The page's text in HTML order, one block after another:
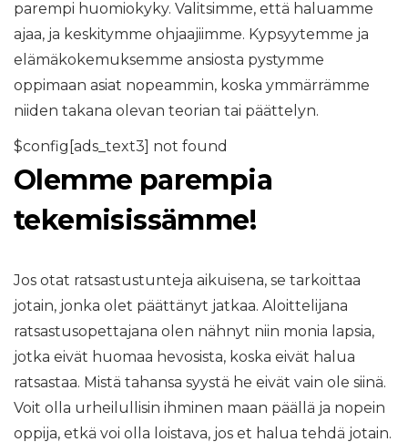
parempi huomiokyky. Valitsimme, että haluamme
ajaa, ja keskitymme ohjaajiimme. Kypsyytemme ja
elämäkokemuksemme ansiosta pystymme
oppimaan asiat nopeammin, koska ymmärrämme
niiden takana olevan teorian tai päättelyn.
$config[ads_text3] not found
Olemme parempia
tekemisissämme!
Jos otat ratsastustunteja aikuisena, se tarkoittaa
jotain, jonka olet päättänyt jatkaa. Aloittelijana
ratsastusopettajana olen nähnyt niin monia lapsia,
jotka eivät huomaa hevosista, koska eivät halua
ratsastaa. Mistä tahansa syystä he eivät vain ole siinä.
Voit olla urheilullisin ihminen maan päällä ja nopein
oppija, etkä voi olla loistava, jos et halua tehdä jotain.